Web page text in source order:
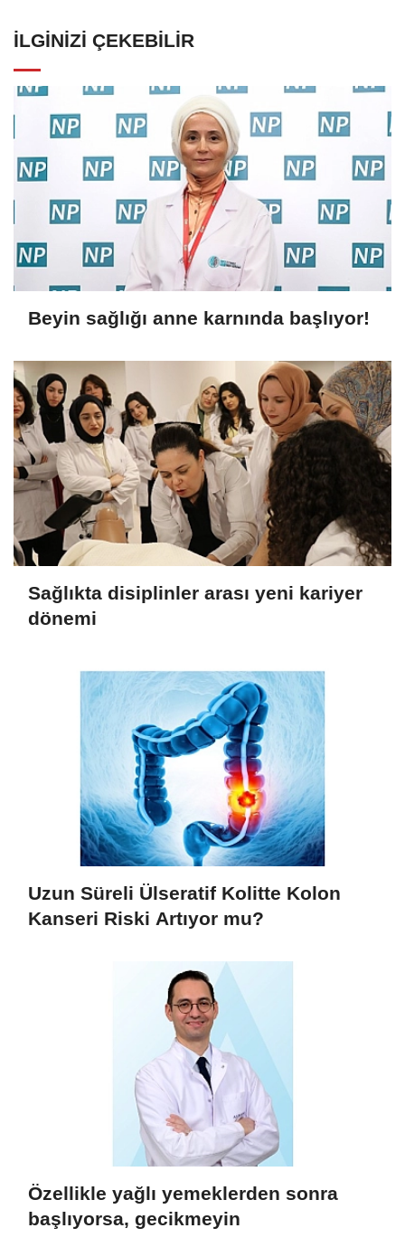
İLGINIZI ÇEKEBILIR
Beyin sağlığı anne karnında başlıyor!
Sağlıkta disiplinler arası yeni kariyer
dönemi
Uzun Süreli Ülseratif Kolitte Kolon
Kanseri Riski Artıyor mu?
Özellikle yağlı yemeklerden sonra
başlıyorsa, gecikmeyin